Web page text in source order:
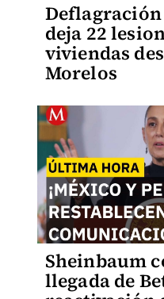
Deflagración
deja 22
viviendas
Morelos
Sheinbaum
llegada de